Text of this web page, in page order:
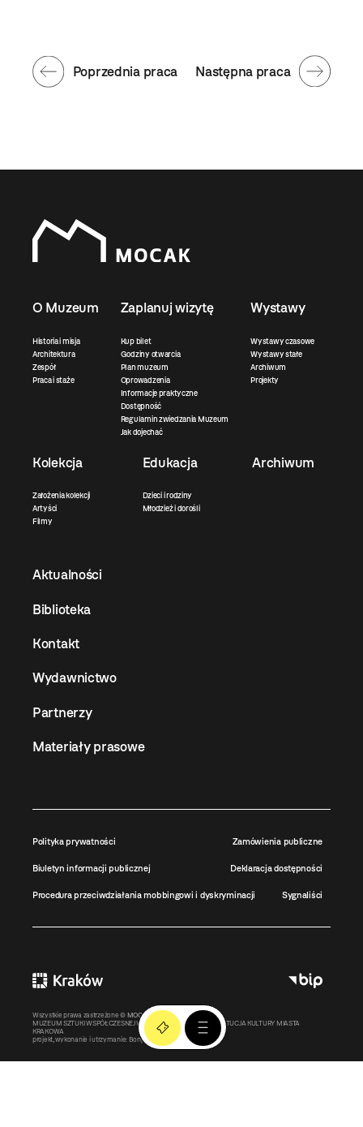
Następna praca
Poprzednia praca
O Muzeum
Historia i misja
Architektura
Zespół
Praca i staże
Zaplanuj wizytę
Kup bilet
Godziny otwarcia
Plan muzeum
Oprowadzenia
Informacje praktyczne
Dostępność
Regulamin zwiedzania Muzeum
Jak dojechać
Wystawy
Wystawy czasowe
Wystawy stałe
Archiwum
Projekty
Kolekcja
Założenia kolekcji
Artyści
Filmy
Edukacja
Dzieci i rodziny
Młodzież i dorośli
Archiwum
Aktualności
Biblioteka
Kontakt
Wydawnictwo
Partnerzy
Materiały prasowe
Polityka prywatności Zamówienia publiczne
Biuletyn informacji publicznej Deklaracja dostępności
Procedura przeciwdziałania mobbingowi i dyskryminacji Sygnaliści
Wszystkie prawa zastrzeżone © MOCAK2011-2026
MUZEUM SZTUKI WSPÓŁCZESNEJ W KRAKOWIE MOCAK – INSTYTUCJA KULTURY MIASTA
KRAKOWA
projekt, wykonanie i utrzymanie: Bonjour.pl